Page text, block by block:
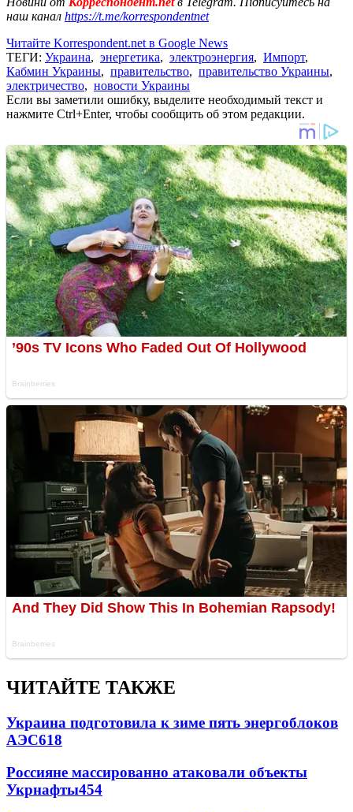
наш канал https://t.me/korrespondentnet
Читайте Korrespondent.net в Google News
ТЕГИ: Украина, энергетика, электроэнергия, Импорт,
Кабмин Украины, правительство, правительство Украины,
электричество, новости Украины
Если вы заметили ошибку, выделите необходимый текст и
нажмите Ctrl+Enter, чтобы сообщить об этом редакции.
ЧИТАЙТЕ ТАКЖЕ
Украина подготовила к зиме пять энергоблоков
АЭС618
Россияне массированно атаковали объекты
Укрнафты454